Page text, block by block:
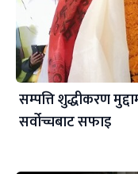
सम्पत्ति शुद्धीकरण
सर्वोच्चबाट सफाइ